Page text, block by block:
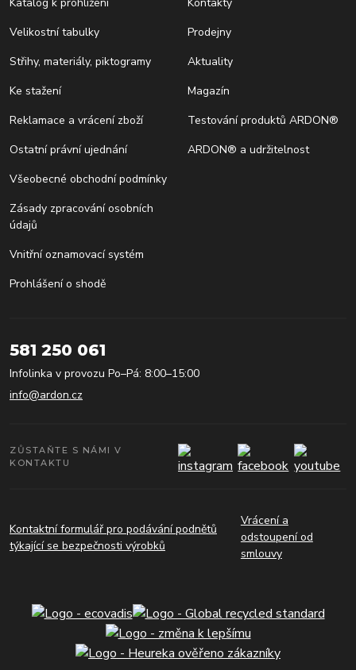
Velikostní tabulky
Střihy, materiály, piktogramy
Ke stažení
Reklamace a vrácení zboží
Ostatní právní ujednání
Všeobecné obchodní podmínky
Zásady zpracování osobních
údajů
Vnitřní oznamovací systém
Prohlášení o shodě
Prodejny
Aktuality
Magazín
Testování produktů ARDON®
ARDON® a udržitelnost
581 250 061
Infolinka v provozu Po–Pá: 8:00–15:00
info@ardon.cz
ZŮSTAŇTE S NÁMI V
KONTAKTU
Kontaktní formulář pro podávání podnětů
týkající se bezpečnosti výrobků
Vrácení a
odstoupení od
smlouvy